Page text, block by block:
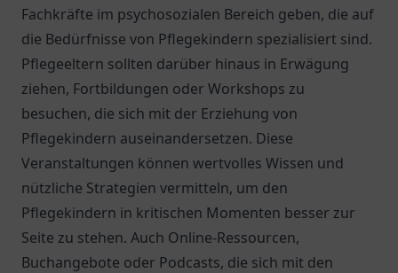
Fachkräfte im psychosozialen Bereich geben, die auf
die Bedürfnisse von Pflegekindern spezialisiert sind.
Pflegeeltern sollten darüber hinaus in Erwägung
ziehen, Fortbildungen oder Workshops zu
besuchen, die sich mit der Erziehung von
Pflegekindern auseinandersetzen. Diese
Veranstaltungen können wertvolles Wissen und
nützliche Strategien vermitteln, um den
Pflegekindern in kritischen Momenten besser zur
Seite zu stehen. Auch Online-Ressourcen,
Buchangebote oder Podcasts, die sich mit den